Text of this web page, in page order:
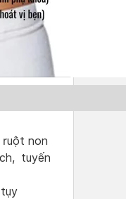
ruột non
tuyến